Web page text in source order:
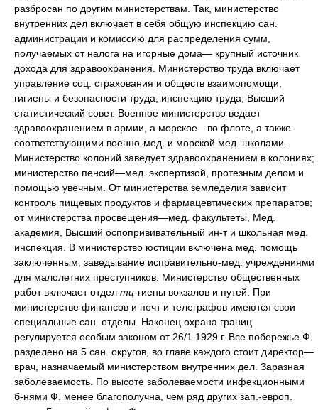
разбросан по другим министерствам. Так, министерство
внутренних дел включает в себя общую инспекцию сан.
администрации и комиссию для распределения сумм,
получаемых от налога на игорные дома— крупный источник
дохода для здравоохранения. Министерство труда включает
управление соц. страхования и обществ взаимопомощи,
гигиены и безопасности труда, инспекцию труда, Высший
статистический совет. Военное министерство ведает
здравоохранением в армии, а морское—во флоте, а также
соответствующими военно-мед. и морской мед. школами.
Министерство колоний заведует здравоохранением в колониях;
министерство пенсий—мед. экспертизой, протезным делом и
помощью увечным. От министерства земледелия зависит
контроль пищевых продуктов и фармацевтических препаратов;
от министерства просвещения—мед. факультеты, Мед.
академия, Высший оспопрививательный ин-т и школьная мед.
инспекция. В министерство юстиции включена мед. помощь
заключенным, заведывание исправительно-мед. учреждениями
для малолетних преступников. Министерство общественных
работ включает отдел тц-гиены вокзалов и путей. При
министерстве финансов и почт и телеграфов имеются свои
специальные сан. отделы. Наконец охрана границ
регулируется особым законом от 26/1 1929 г. Все побережье Ф.
разделено на 5 сан. округов, во главе каждого стоит директор—
врач, назначаемый министерством внутренних дел. Заразная
заболеваемость. По высоте заболеваемости инфекционными
б-нями Ф. менее благополучна, чем ряд других зап.-европ.